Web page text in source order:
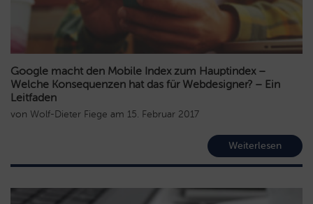
Google macht den Mobile Index zum Hauptindex –
Welche Konsequenzen hat das für Webdesigner? – Ein
Leitfaden
von Wolf-Dieter Fiege am 15. Februar 2017
Weiterlesen